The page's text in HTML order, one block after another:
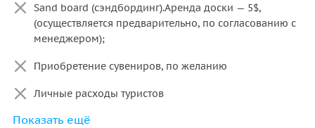
напитки);
Трансфер: доставка от/до места проведения
Дубай и Аджман;
С ноября по апрель взять тёплые вещи, вечером
может быть прохладно.
Sand board (сэндбординг).Аренда доски — 5$,
(осуществляется предварительно, по согласованию с
менеджером);
Приобретение сувениров, по желанию
Личные расходы туристов
Трансфер из Al Maha Resort, Bab al-Shams, Jebel Ali,
Показать ещё